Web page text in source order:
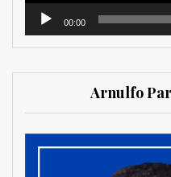
00:00
Arnulfo